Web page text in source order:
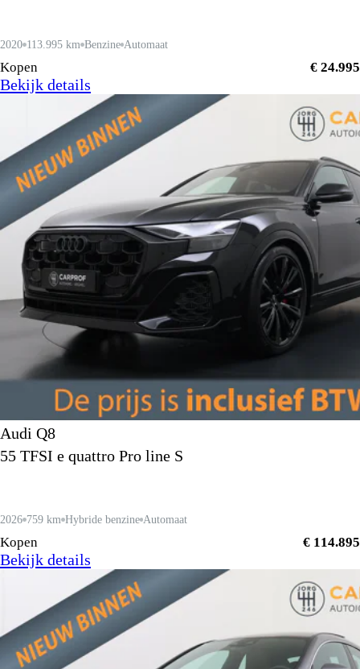
2020 113.995 km Benzine Automaat
Kopen € 24.995
Bekijk details
Audi Q8
55 TFSI e quattro Pro line S
2026 759 km Hybride benzine Automaat
Kopen € 114.895
Bekijk details